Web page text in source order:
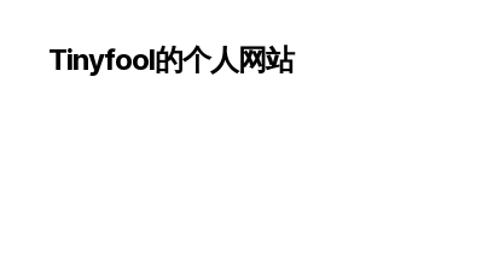
Tinyfool的个人网站